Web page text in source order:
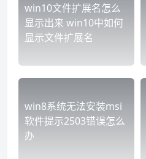
win10文件扩展名怎么
显示出来 win10中如何
显示文件扩展名
win8系统无法安装msi
软件提示2503错误怎么
办